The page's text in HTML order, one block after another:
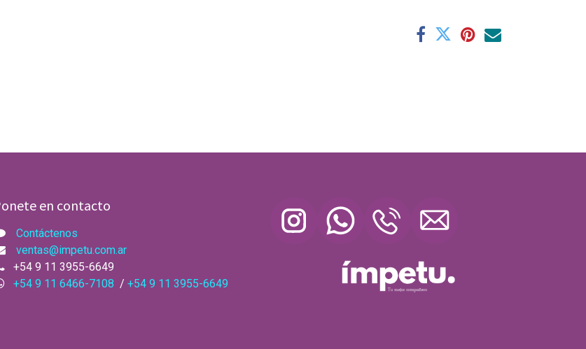
en contacto
Contáctenos
ventas@impetu.com.ar​
+54 9 11 3955-6649
+54 9 11 6466-7108 / +54 9 11 3955-6649